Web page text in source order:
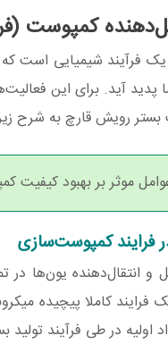
کمپوست
فرآیند شیمیایی است
پدید آید. برای این
بستر رویش قارچ به شرح
موثر بر بهبود کیفیت
و انتقال‌‌دهنده یون‌ها
کاملا پیچیده